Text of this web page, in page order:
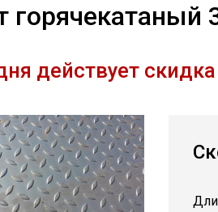
горячекатаный
действует